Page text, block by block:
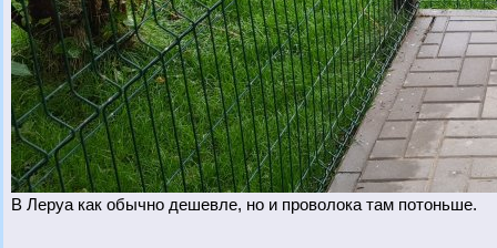
В Леруа как обычно дешевле, но и проволока там потоньше.